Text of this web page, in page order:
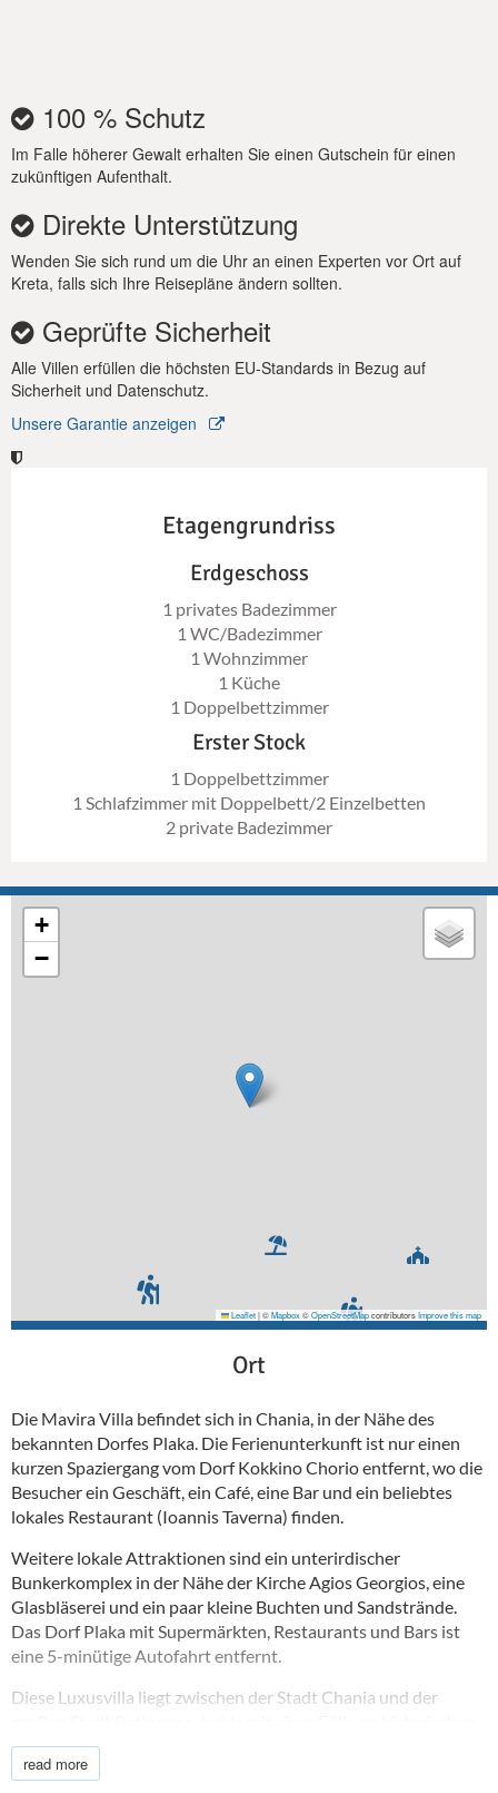
Wichtiger Hinweis
-In den Hochsaisonmonaten Juli/August beträgt der
Monate bitte anfragen, wenn weniger als 7 Nächte.
100 % Schutz
Im Falle höherer Gewalt erhalten Sie einen Gutschein für einen
zukünftigen Aufenthalt.
Direkte Unterstützung
Wenden Sie sich rund um die Uhr an einen Experten vor Ort auf
Kreta, falls sich Ihre Reisepläne ändern sollten.
Geprüfte Sicherheit
Alle Villen erfüllen die höchsten EU-Standards in Bezug auf
Sicherheit und Datenschutz.
Unsere Garantie anzeigen
Etagengrundriss
Erdgeschoss
1 privates Badezimmer
1 WC/Badezimmer
1 Wohnzimmer
1 Küche
1 Doppelbettzimmer
Erster Stock
1 Doppelbettzimmer
1 Schlafzimmer mit Doppelbett/2 Einzelbetten
2 private Badezimmer
+
−
Leaflet|©Mapbox©OpenStreetMapcontributorsImprove this map
Ort
Die Mavira Villa befindet sich in Chania, in der Nähe des
bekannten Dorfes Plaka. Die Ferienunterkunft ist nur einen
kurzen Spaziergang vom Dorf Kokkino Chorio entfernt, wo die
Besucher ein Geschäft, ein Café, eine Bar und ein beliebtes
lokales Restaurant (Ioannis Taverna) finden.
Weitere lokale Attraktionen sind ein unterirdischer
Bunkerkomplex in der Nähe der Kirche Agios Georgios, eine
Glasbläserei und ein paar kleine Buchten und Sandstrände.
Das Dorf Plaka mit Supermärkten, Restaurants und Bars ist
eine 5-minütige Autofahrt entfernt.
Diese Luxusvilla liegt zwischen der Stadt Chania und der
kulinarischen und Einkaufsattraktionen. Darüber hinaus sind
der Internationale Flughafen Chania und das Allgemeine
read more